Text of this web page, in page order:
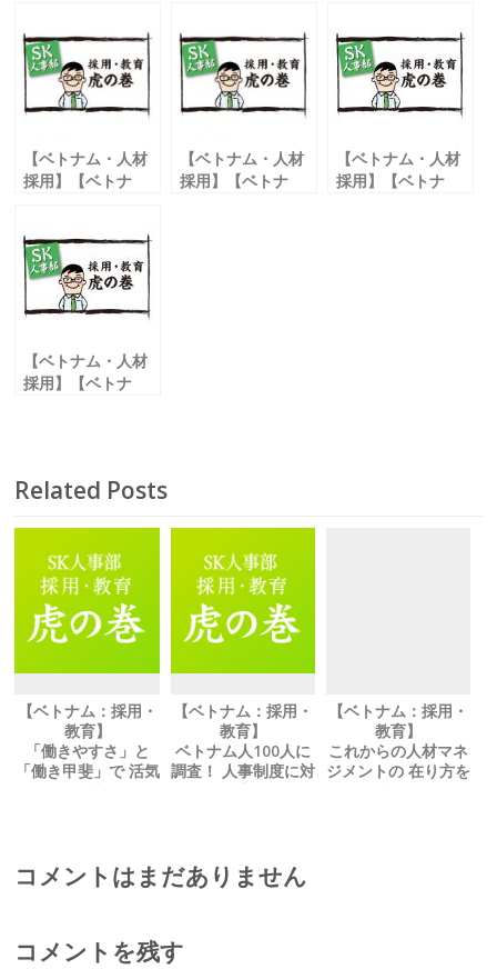
b
o
o
er l
【ベトナム・人材
採用】【ベトナ
は
就職を「目的」に
しない
【ベトナム・人材
採用】【ベトナ
【ベトナム・人材
採用】【ベトナ
【ベトナム・人材
採用】【ベトナ
Related Posts
【ベトナム：採用・
教育】
「働きやすさ」と
「働き甲斐」で 活気
【ベトナム：採用・
教育】
ベトナム人100人に
調査！ 人事制度に対
【ベトナム：採用・
教育】
これからの人材マネ
ジメントの 在り方を
コメントはまだありません
コメントを残す